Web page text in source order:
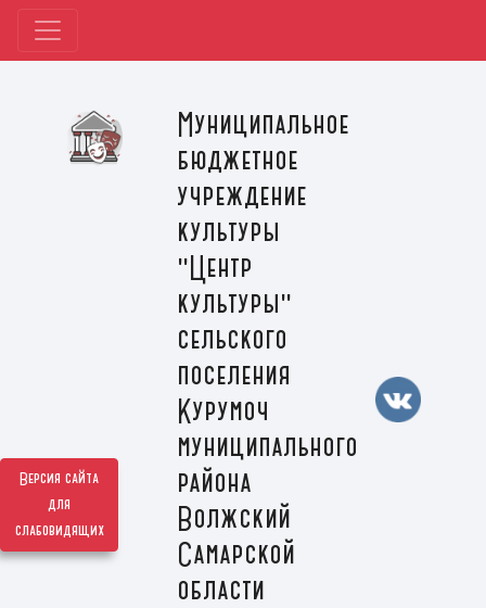
Версия сайта
для
слабовидящих
Муниципальное
бюджетное
учреждение
культуры
"Центр
культуры"
сельского
поселения
Курумоч
муниципального
района
Волжский
Самарской
области